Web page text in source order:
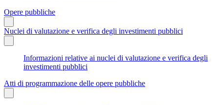
Opere pubbliche
Nuclei di valutazione e verifica degli investimenti pubblici
Informazioni relative ai nuclei di valutazione e verifica degli
investimenti pubblici
Atti di programmazione delle opere pubbliche